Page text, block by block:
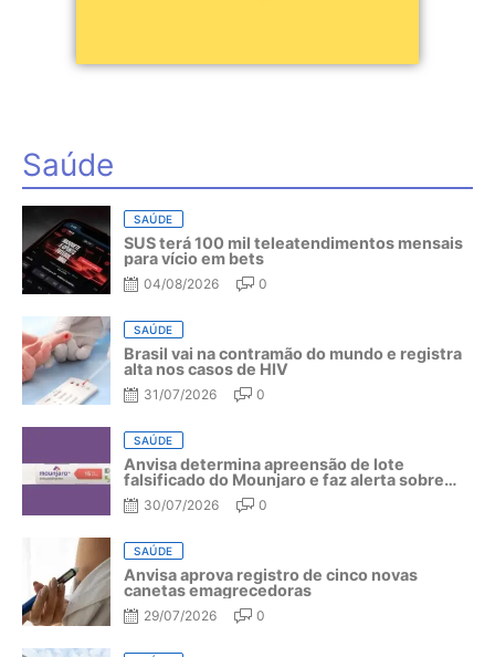
Saúde
SAÚDE
SUS terá 100 mil teleatendimentos mensais
para vício em bets
04/08/2026 0
SAÚDE
Brasil vai na contramão do mundo e registra
alta nos casos de HIV
31/07/2026 0
SAÚDE
Anvisa determina apreensão de lote
falsificado do Mounjaro e faz alerta sobre
riscos do medicamento
30/07/2026 0
SAÚDE
Anvisa aprova registro de cinco novas
canetas emagrecedoras
29/07/2026 0